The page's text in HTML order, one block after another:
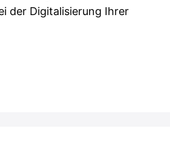
der Digitalisierung Ihrer